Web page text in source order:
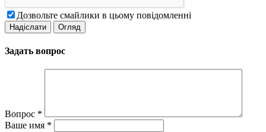
Дозвольте смайлики в цьому повідомленні
Задать вопрос
Вопрос *
Ваше имя *